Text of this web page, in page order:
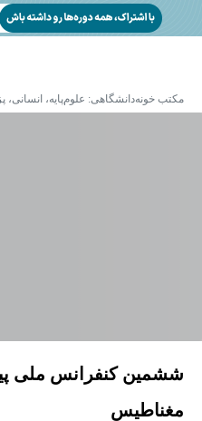
مکتب خونهدانشگاهی: علوم‌پایه،
ششمین کنفرانس ملی
مغناطیس